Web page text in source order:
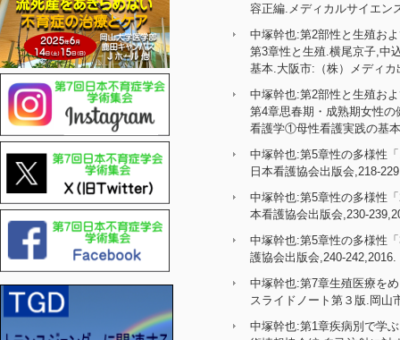
容正編.メディカルサイエン
中塚幹也:第2部性と生殖お
第3章性と生殖.横尾京子,中
基本.大阪市:（株）メディカ
中塚幹也:第2部性と生殖お
第4章思春期・成熟期女性
看護学①母性看護実践の基
中塚幹也:第5章性の多様性
日本看護協会出版会,218-
中塚幹也:第5章性の多様性
本看護協会出版会,230-
中塚幹也:第5章性の多様性
護協会出版会,240-242,2016.
中塚幹也:第7章生殖医療を
スライドノート第３版.岡山
中塚幹也:第1章疾病別で学